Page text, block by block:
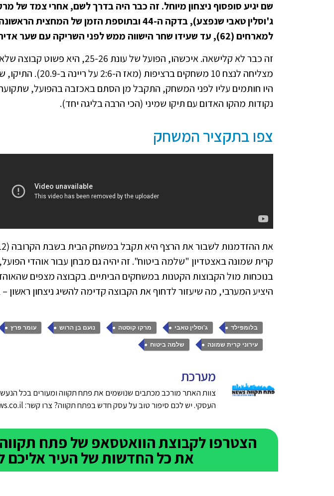
שם יגיע סופסוף ניצחון מיוחל. זה כבר היה בדרך לשם, אחרי צמד של
ג'וסלין טאבי שנפצע), בדקה ה-44 ובתוספת הזמן של
למארחים (62), עד שעידו שחר הישווה ממש לפני השריקה עם שער אדיר לחיבורים.
זה כבר לא קלישאה. איכשהו, הפועל של עונת
מצליחה לנצח 10 משחקים
נקודות מהקו האדום עם תיקו שמיני (הכי הרבה בליגה יחד).
צפו בתקציר המשחק
קרית שמונה באצטדיון "שלמה ביטוח". זה יהיה גם מבחן עבור אוהדי
בנוכחות מול הקבוצות הקטנות במשחקים הביתיים. בקבוצה מצפים
היציע המערבי, מה שיעזור לדחוף את הקבוצה קדימה להשיג ניצחון ראשון
בלומפילד , ג'וסלין טאבי , מרקו קוסטה , נועם בן הרוש , עומר פרץ ,
עירוני קרית שמונה , שלמה ביטוח
מערכת
צוות האתר מורכב מכתבים שנושמים את פתח תקווה ומעורים בכל
העסקי. יש לכם סיפור טוב על עסק חדש בפתח תקווה? צרו קשר: contact@ptnews.co.il
את כל החדשות של העיר אליכם